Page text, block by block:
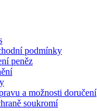
podmínky
peněz
a možnosti doručení
soukromí